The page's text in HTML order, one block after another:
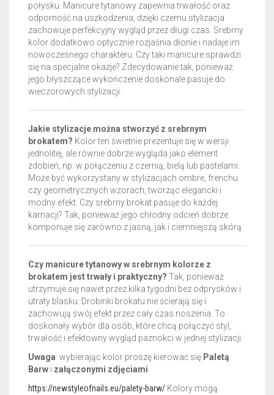
połysku. Manicure tytanowy zapewnia trwałość oraz
odporność na uszkodzenia, dzięki czemu stylizacja
zachowuje perfekcyjny wygląd przez długi czas. Srebrny
kolor dodatkowo optycznie rozjaśnia dłonie i nadaje im
nowoczesnego charakteru. Czy taki manicure sprawdzi
się na specjalne okazje? Zdecydowanie tak, ponieważ
jego błyszczące wykończenie doskonale pasuje do
wieczorowych stylizacji.
Jakie stylizacje można stworzyć z srebrnym
brokatem? Kolor ten świetnie prezentuje się w wersji
jednolitej, ale równie dobrze wygląda jako element
zdobień, np. w połączeniu z czernią, bielą lub pastelami.
Może być wykorzystany w stylizacjach ombre, frenchu
czy geometrycznych wzorach, tworząc elegancki i
modny efekt. Czy srebrny brokat pasuje do każdej
karnacji? Tak, ponieważ jego chłodny odcień dobrze
komponuje się zarówno z jasną, jak i ciemniejszą skórą.
Czy manicure tytanowy w srebrnym kolorze z
brokatem jest trwały i praktyczny? Tak, ponieważ
utrzymuje się nawet przez kilka tygodni bez odprysków i
utraty blasku. Drobinki brokatu nie ścierają się i
zachowują swój efekt przez cały czas noszenia. To
doskonały wybór dla osób, które chcą połączyć styl,
trwałość i efektowny wygląd paznokci w jednej stylizacji.
Uwaga: wybierając kolor proszę kierować się Paletą
Barw i załączonymi zdjęciami
https://newstyleofnails.eu/palety-barw/ Kolory mogą